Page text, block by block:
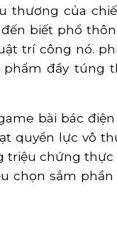
của
biết phổ
trí công nó.
đầy túng
bài bác
lực vô
chứng
chọn sắm